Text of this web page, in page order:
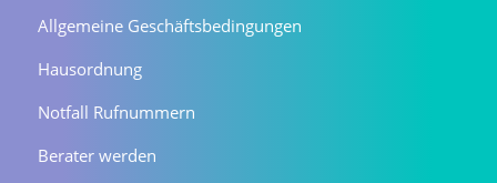
Allgemeine Geschäftsbedingungen
Hausordnung
Notfall Rufnummern
Berater werden